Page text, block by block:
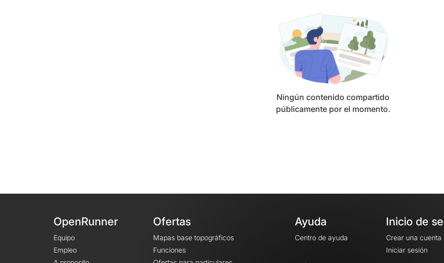
Ningún contenido compartido
públicamente por el momento.
OpenRunner
Equipo
Empleo
Ofertas
Mapas base topográficos
Funciones
Ayuda
Centro de ayuda
Inicio de
Crear una cuenta
Iniciar sesión